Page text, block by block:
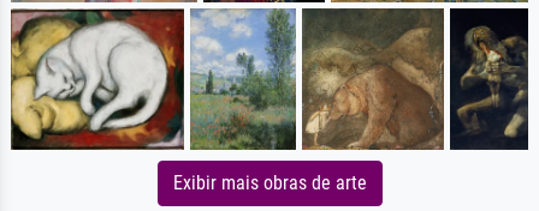
Exibir mais obras de arte